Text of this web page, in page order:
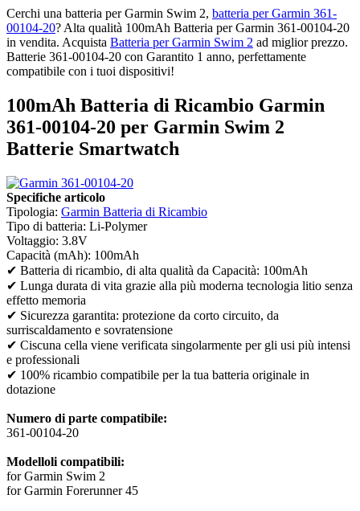
Cerchi una batteria per Garmin Swim 2, batteria per Garmin 361-
00104-20? Alta qualità 100mAh Batteria per Garmin 361-00104-20
in vendita. Acquista Batteria per Garmin Swim 2 ad miglior prezzo.
Batterie 361-00104-20 con Garantito 1 anno, perfettamente
compatibile con i tuoi dispositivi!
100mAh Batteria di Ricambio Garmin
361-00104-20 per Garmin Swim 2
Batterie Smartwatch
Specifiche articolo
Tipologia: Garmin Batteria di Ricambio
Tipo di batteria: Li-Polymer
Voltaggio: 3.8V
Capacità (mAh): 100mAh
✔ Batteria di ricambio, di alta qualità da Capacità: 100mAh
✔ Lunga durata di vita grazie alla più moderna tecnologia litio senza
effetto memoria
✔ Sicurezza garantita: protezione da corto circuito, da
surriscaldamento e sovratensione
✔ Ciscuna cella viene verificata singolarmente per gli usi più intensi
e professionali
✔ 100% ricambio compatibile per la tua batteria originale in
dotazione
Numero di parte compatibile:
361-00104-20
Modelloli compatibili:
for Garmin Swim 2
for Garmin Forerunner 45